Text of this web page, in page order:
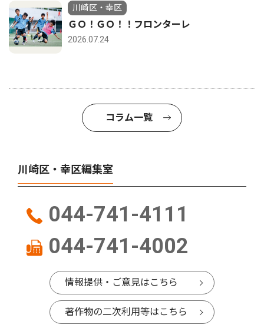
川崎区・幸区
ＧＯ！ＧＯ！！フロンターレ
2026.07.24
コラム一覧
川崎区・幸区編集室
044-741-4111
044-741-4002
情報提供・ご意見はこちら
著作物の二次利用等はこちら